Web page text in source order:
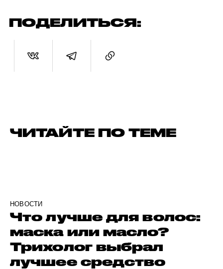
ПОДЕЛИТЬСЯ:
ЧИТАЙТЕ ПО ТЕМЕ
НОВОСТИ
Что лучше для волос:
маска или масло?
Трихолог выбрал
лучшее средство